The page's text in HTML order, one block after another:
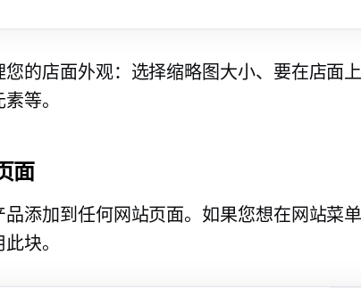
您的店面外观：选择缩略图大小、要在店面
等。
面
品添加到任何网站页面。如果您想在网站菜
块。